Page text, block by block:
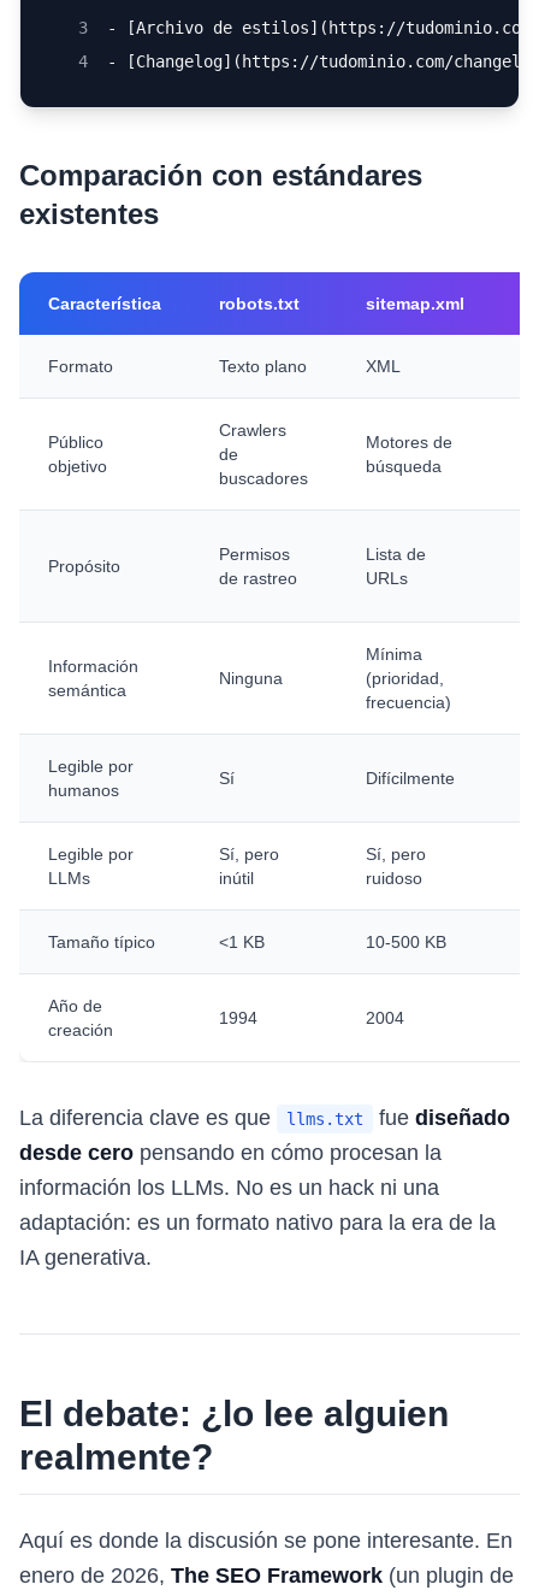
3
- [Archivo de estilos](https://
4
- [Changelog](https://tudominio.com/
Comparación con estándares
existentes
Característica robots.txt sitemap.xml
Formato Texto plano XML
Público
objetivo
Crawlers
de
buscadores
Motores de
búsqueda
Propósito
Permisos
de rastreo
Lista de
URLs
Información
semántica
Ninguna
Mínima
(prioridad,
frecuencia)
Legible por
humanos
Sí Difícilmente
Legible por
LLMs
Sí, pero
inútil
Sí, pero
ruidoso
Tamaño típico <1 KB 10-500 KB
Año de
creación
1994 2004
La diferencia clave es que llms.txt fue diseñado
desde cero pensando en cómo procesan la
información los LLMs. No es un hack ni una
adaptación: es un formato nativo para la era de la
IA generativa.
El debate: ¿lo lee alguien
realmente?
Aquí es donde la discusión se pone interesante. En
enero de 2026, The SEO Framework (un plugin de